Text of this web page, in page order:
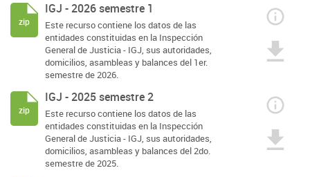
IGJ - 2026 semestre 1
Este recurso contiene los datos de las
entidades constituidas en la Inspección
General de Justicia - IGJ, sus autoridades,
domicilios, asambleas y balances del 1er.
semestre de 2026.
zip
IGJ - 2025 semestre 2
Este recurso contiene los datos de las
entidades constituidas en la Inspección
General de Justicia - IGJ, sus autoridades,
domicilios, asambleas y balances del 2do.
semestre de 2025.
zip